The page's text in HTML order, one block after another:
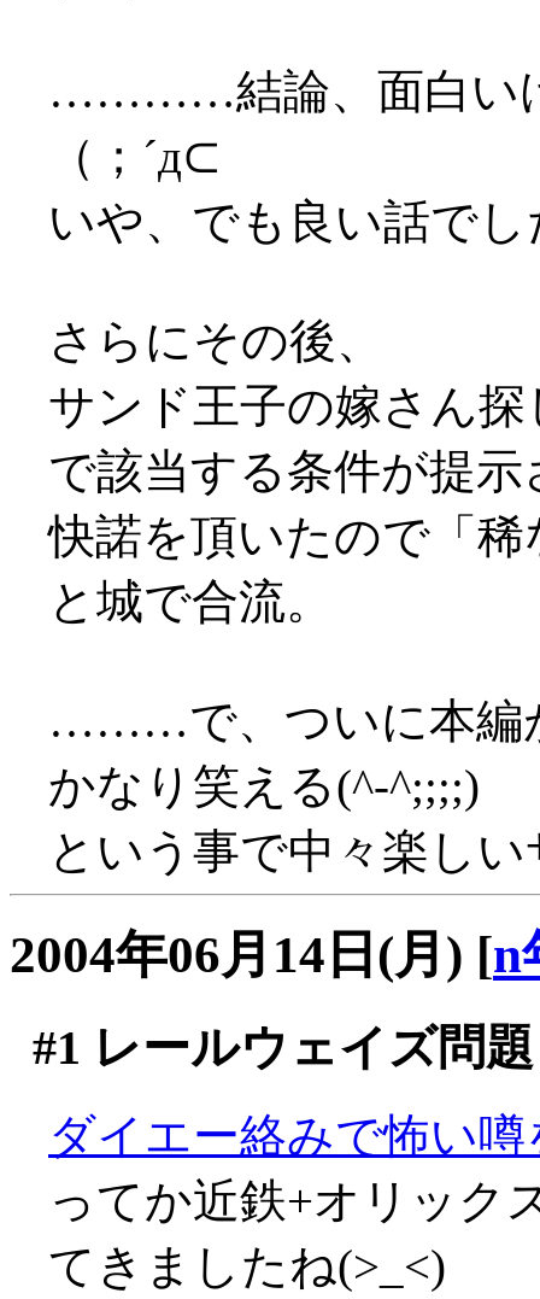
…………結論、面白い
（；´д⊂
いや、でも良い話で
さらにその後、
サンド王子の嫁さん
で該当する条件が提
快諾を頂いたので「
と城で合流。
………で、ついに本編
かなり笑える(^-^;;;;)
という事で中々楽し
2004年06月14日(月) [n
#1 レールウェイズ問題
ダイエー絡みで怖い
ってか近鉄+オリック
てきましたね(>_<)